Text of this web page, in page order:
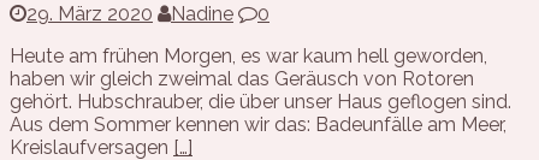
29. März 2020 Nadine
0
Heute am frühen Morgen, es war kaum hell geworden,
haben wir gleich zweimal das Geräusch von Rotoren
gehört. Hubschrauber, die über unser Haus geflogen sind.
Aus dem Sommer kennen wir das: Badeunfälle am Meer,
Kreislaufversagen […]